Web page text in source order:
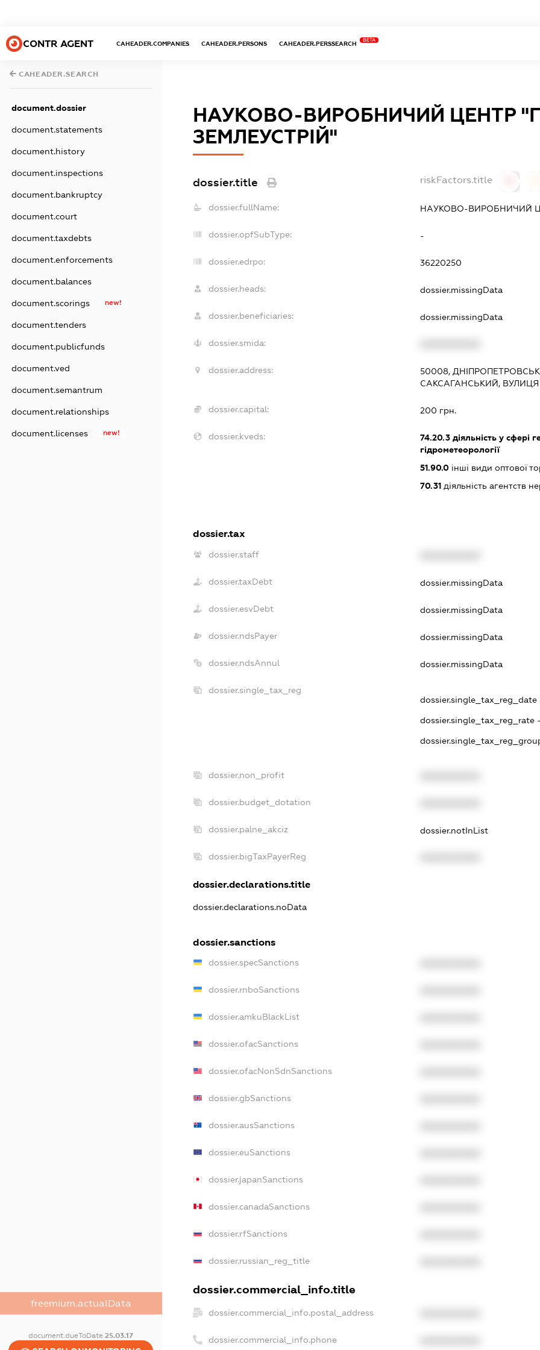
CONTR AGENT CAHEADER.COMPANIES CAHEADER.PERSONS CAHEADER.PERSSEARCH
BETA
CAHEADER.SEARCH
document.dossier
document.statements
document.history
document.inspections
document.bankruptcy
document.court
document.taxdebts
document.enforcements
document.balances
document.scorings new!
document.tenders
document.publicfunds
document.ved
document.semantrum
document.relationships
document.licenses new!
freemium.actualData
document.dueToDate25.03.17
НАУКОВО-ВИРОБНИЧИЙ ЦЕНТР
ЗЕМЛЕУСТРІЙ"
dossier.title riskFactors.title
dossier.fullName: НАУКОВО-ВИРОБНИЧИЙ
dossier.opfSubType: -
dossier.edrpo: 36220250
dossier.heads: dossier.missingData
dossier.beneficiaries: dossier.missingData
dossier.smida:
dossier.address:
50008,
САКСАГАНСЬКИЙ, ВУЛИЦЯ
dossier.capital: 200 грн.
dossier.kveds: 74.20.3 діяльність у сфері
гідрометеорології
51.90.0 інші види оптової
70.31 діяльність агентств
dossier.tax
dossier.staff
dossier.taxDebt dossier.missingData
dossier.esvDebt dossier.missingData
dossier.ndsPayer dossier.missingData
dossier.ndsAnnul dossier.missingData
dossier.single_tax_reg
dossier.single_tax_reg_date -
dossier.single_tax_reg_rate
dossier.non_profit
dossier.budget_dotation
dossier.palne_akciz dossier.notInList
dossier.bigTaxPayerReg
dossier.declarations.title
dossier.declarations.noData
dossier.sanctions
dossier.specSanctions
dossier.rnboSanctions
dossier.amkuBlackList
dossier.ofacSanctions
dossier.ofacNonSdnSanctions
dossier.gbSanctions
dossier.ausSanctions
dossier.euSanctions
dossier.japanSanctions
dossier.canadaSanctions
dossier.rfSanctions
dossier.russian_reg_title
dossier.commercial_info.title
dossier.commercial_info.postal_address
dossier.commercial_info.phone